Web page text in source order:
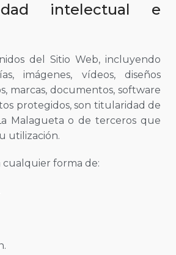
intelectual e
del Sitio Web, incluyendo
imágenes, vídeos, diseños
marcas, documentos, software
protegidos, son titularidad de
Malagueta o de terceros que
utilización.
forma de: